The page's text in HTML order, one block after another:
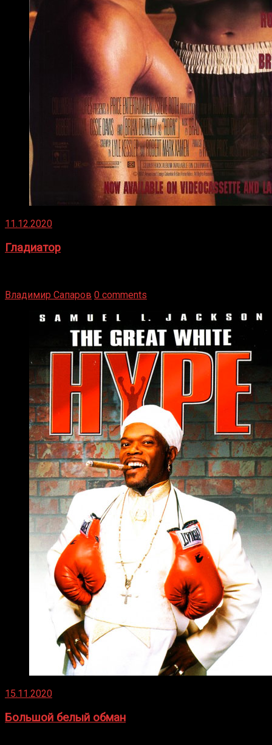
11.12.2020
Гладиатор
Владимир Сапаров 0 comments
15.11.2020
Большой белый обман